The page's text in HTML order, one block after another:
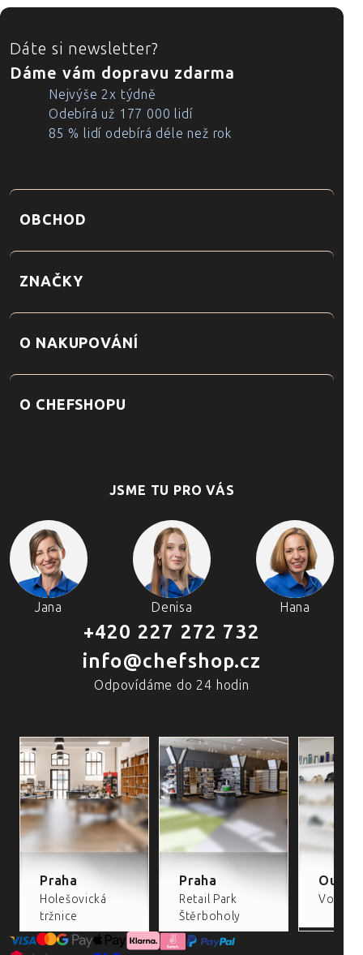
ZÁPATÍ
Dáte si newsletter?
Dáme vám dopravu zdarma
Nejvýše 2x týdně
Odebírá už 177 000 lidí
85 % lidí odebírá déle než rok
OBCHOD
ZNAČKY
O NAKUPOVÁNÍ
O CHEFSHOPU
JSME TU PRO VÁS
Jana Denisa Hana
+420 227 272 732
info@chefshop.cz
Odpovídáme do 24 hodin
Praha
Holešovická
tržnice
Praha
Retail Park
Štěrboholy
Volta